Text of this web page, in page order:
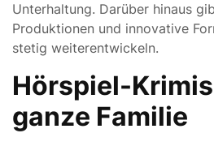
Unterhaltung. Darüber hinaus
Produktionen und innovative
stetig weiterentwickeln.
Hörspiel-
ganze Familie